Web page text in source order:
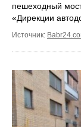
пешеходный
«Дирекции
Источник: